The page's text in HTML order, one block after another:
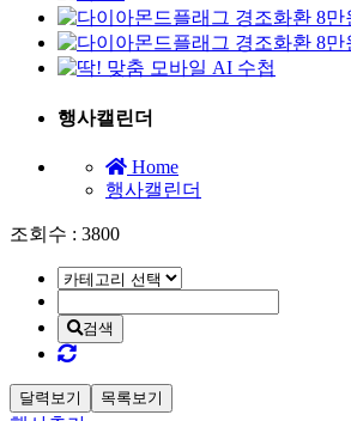
행사캘린더
Home
행사캘린더
조회수 : 3800
검색
달력보기 목록보기